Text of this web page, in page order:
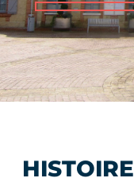
HISTOIRE